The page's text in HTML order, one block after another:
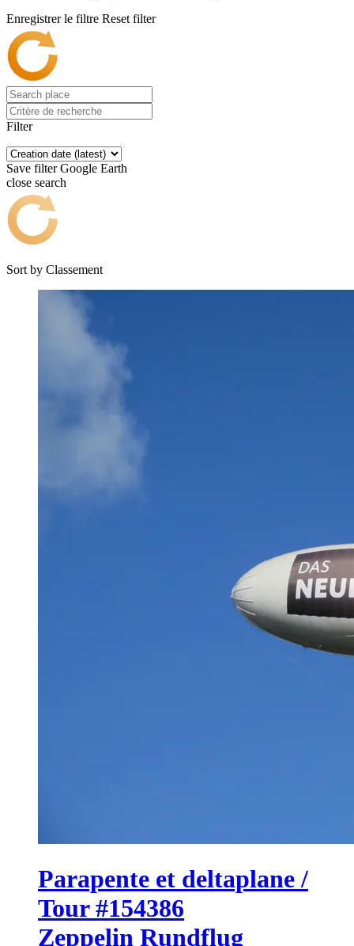
Enregistrer le filtre Reset filter
Filter
Save filter Google Earth
close search
Sort by Classement
Parapente et deltaplane /
Tour #154386
Zeppelin Rundflug